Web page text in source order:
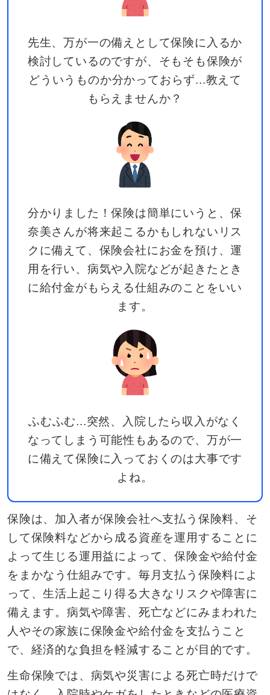
先生、万が一の備えとして保険に入るか
検討しているのですが、そもそも保険が
どういうものか分かっておらず...教えて
もらえませんか？
分かりました！保険は簡単にいうと、保
奈美さんが将来起こるかもしれないリス
クに備えて、保険会社にお金を預け、運
用を行い、病気や入院などが起きたとき
に給付金がもらえる仕組みのことをいい
ます。
ふむふむ...突然、入院したら収入がなく
なってしまう可能性もあるので、万が一
に備えて保険に入っておくのは大事です
よね。
保険は、加入者が保険会社へ支払う保険料、そ
して保険料などから成る資産を運用することに
よって生じる運用益によって、保険金や給付金
をまかなう仕組みです。毎月支払う保険料によ
って、生活上起こり得る大きなリスクや障害に
備えます。病気や障害、死亡などにみまわれた
人やその家族に保険金や給付金を支払うこと
で、経済的な負担を軽減することが目的です。
生命保険では、病気や災害による死亡時だけで